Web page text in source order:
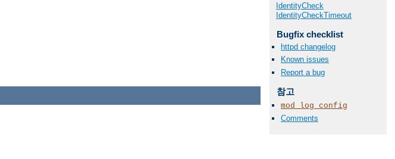
IdentityCheck
IdentityCheckTimeout
Bugfix checklist
httpd changelog
Known issues
Report a bug
참고
mod_log_config
Comments